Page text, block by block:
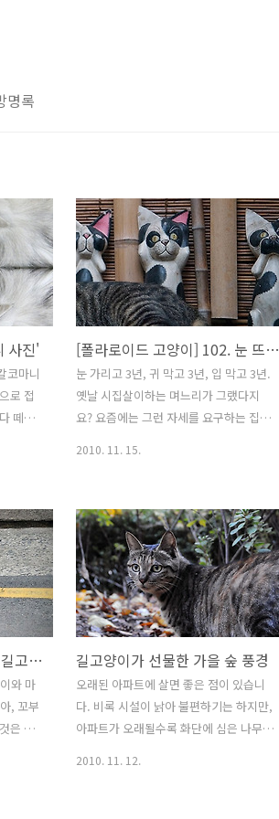
명록
사진'
코마니
로 접
떼면
게 데
. 아, 그
이 거
이룰
어도
너무
하니
있을
은 종
도 가
을 때
[폴라로이드 고양이] 102. 눈 뜨고, 귀 열고, 말하기
눈 가리고 3년, 귀 막고 3년, 입 막고 3년.
옛날 시집살이하는 며느리가 그랬다지
요? 요즘에는 그런 자세를 요구하는 집도
동남아 어딘가에서 만들었음직한 분위기
의 조각이었죠. 몇 년의 세월이 흘러, 일본
의 고양이 카페 앞에서 저 3인방을 만나게
될 줄은 몰랐습니다. 너희는 어디서 왔니?
물어보고 싶었지만, 겁에 질린 표정의 고
양이 3인방은 아무 말이 없었습니다. '눈
가리고 3년, 귀 막고 3년, 입 막고 3년'의
자세는 약자로 취급받는 이들, 혹은 약자
의 상황에 공감하는 이들이 자신도 모르
게 취하는 방어 자세가 아닌가 싶기도 합
니다. 나는 아무 힘이 없는데, 눈에 보이기
2010. 11. 15.
[폴라로이드 고양이] 101. 길고양이는 왜 자꾸 납작해질까?
와 마
, 꼬부
은 아
길고양이가 선물한 가을 숲 풍경
오래된 아파트에 살면 좋은 점이 있습니
다. 비록 시설이 낡아 불편하기는 하지만,
아파트가 오래될수록 화단에 심은 나무도
2010. 11. 12.